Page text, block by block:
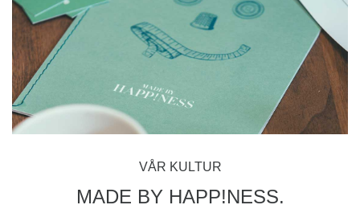
VÅR KULTUR
MADE BY HAPP!NESS.